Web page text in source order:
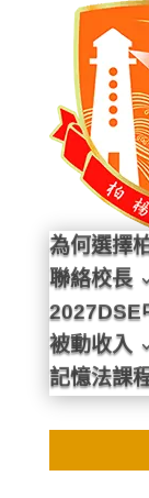
為何選擇
聯絡校長
2027DSE
被動收入
記憶法課